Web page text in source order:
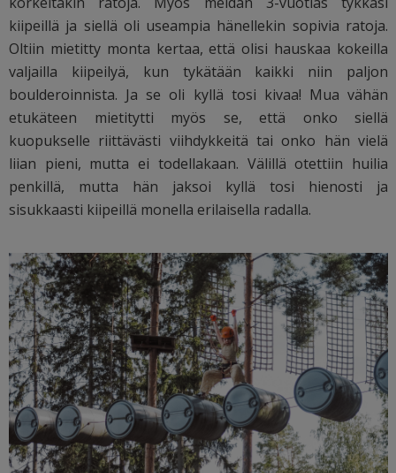
kiipeillä ja siellä oli useampia hänellekin sopivia ratoja.
Oltiin mietitty monta kertaa, että olisi hauskaa kokeilla
valjailla kiipeilyä, kun tykätään kaikki niin paljon
boulderoinnista. Ja se oli kyllä tosi kivaa! Mua vähän
etukäteen mietitytti myös se, että onko siellä
kuopukselle riittävästi viihdykkeitä tai onko hän vielä
liian pieni, mutta ei todellakaan. Välillä otettiin huilia
penkillä, mutta hän jaksoi kyllä tosi hienosti ja
sisukkaasti kiipeillä monella erilaisella radalla.